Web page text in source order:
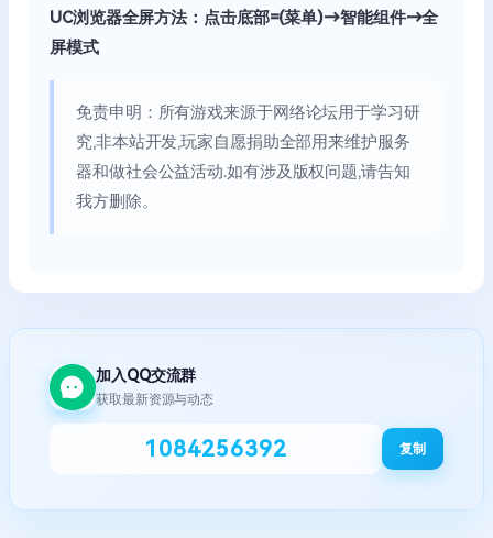
UC浏览器全屏方法：点击底部=(菜单)→智能组件→全
屏模式
免责申明：所有游戏来源于网络论坛用于学习研
究,非本站开发,玩家自愿捐助全部用来维护服务
器和做社会公益活动.如有涉及版权问题,请告知
我方删除。
加入QQ交流群
获取最新资源与动态
1084256392 复制